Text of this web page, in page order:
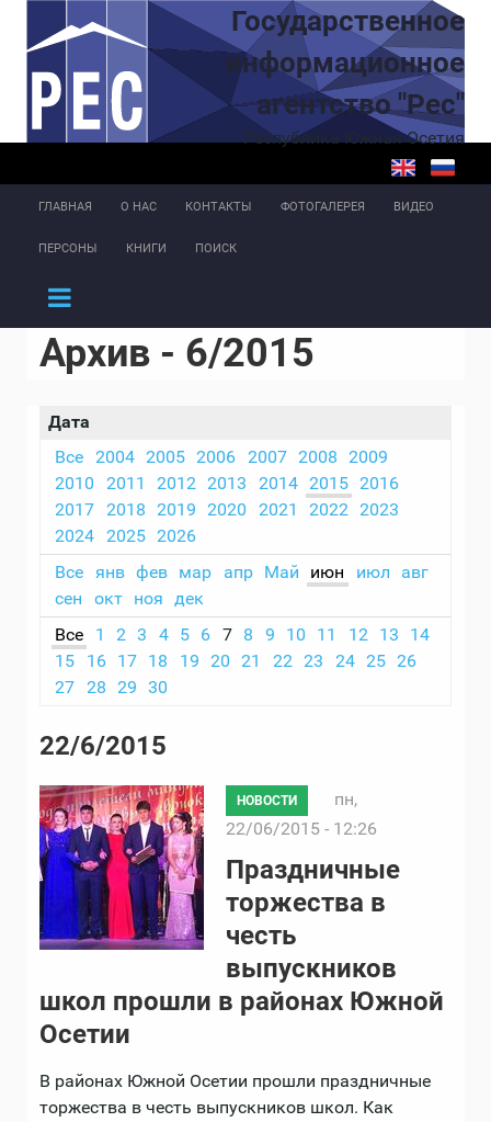
Перейти к основному содержаниюГосударственное
информационное
агентство "Рес"
Республика Южная Осетия
ГЛАВНАЯ О НАС КОНТАКТЫ ФОТОГАЛЕРЕЯ ВИДЕО
ПЕРСОНЫ КНИГИ ПОИСК
Архив - 6/2015
Дата
Все
2004 2005 2006 2007 2008
2009
2010
2011 2012 2013 2014 2015 2016
2017
2018 2019 2020 2021 2022 2023
2024
2025
2026
Все янв фев мар апр Май июн июл
авг
сен
окт ноя дек
Все
1 2 3 4 5 6 7 8 9 10 11 12 13
14
15
16 17 18 19 20 21 22 23 24 25 26
27
28 29 30
22/6/2015
НОВОСТИ
пн,
22/06/2015 - 12:26
Праздничные
торжества в
честь
выпускников
школ прошли в районах Южной
Осетии
В районах Южной Осетии прошли праздничные
торжества в честь выпускников школ. Как